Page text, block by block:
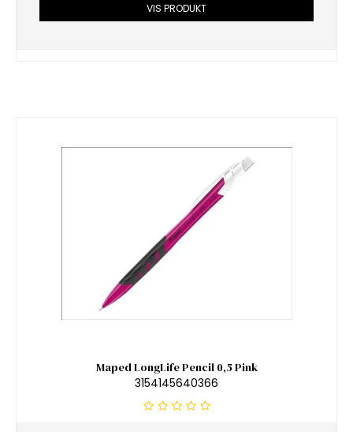
VIS PRODUKT
Maped LongLife Pencil 0,5 Pink
3154145640366